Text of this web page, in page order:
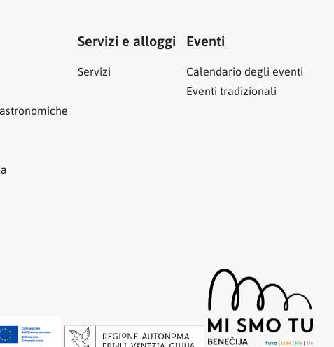
Servizi e alloggi
Servizi
Eventi
Calendario degli eventi
Eventi tradizionali